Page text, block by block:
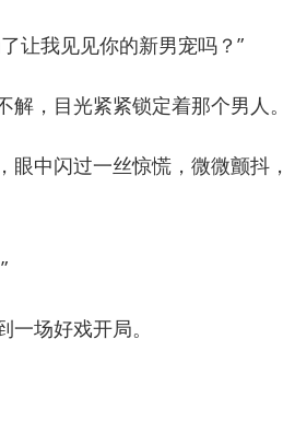
我见见你的新男宠吗？”
，目光紧紧锁定着那个男人。
中闪过一丝惊慌，微微颤抖
场好戏开局。